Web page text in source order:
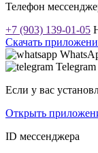
Телефон
+7 (903) 139-01-05
Скачать
Telegram
Если у вас
Открыть
ID мессенджера